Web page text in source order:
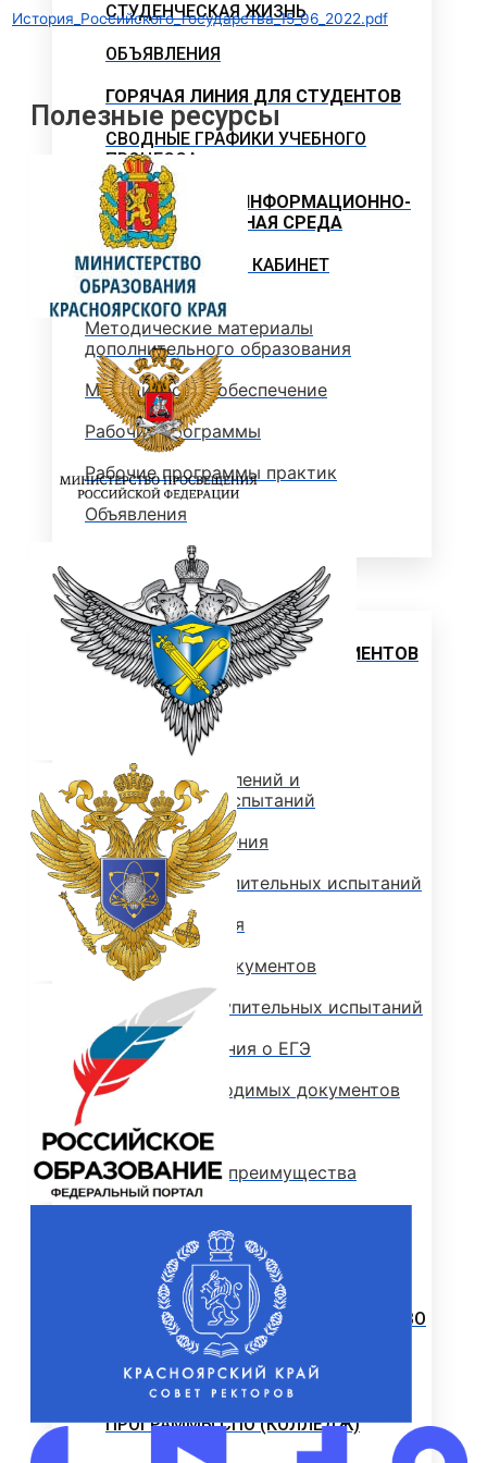
СТУДЕНЧЕСКАЯ ЖИЗНЬ
ОБЪЯВЛЕНИЯ
ГОРЯЧАЯ ЛИНИЯ ДЛЯ СТУДЕНТОВ
СВОДНЫЕ ГРАФИКИ УЧЕБНОГО
ПРОЦЕССА
ЭЛЕКТРОННАЯ ИНФОРМАЦИОННО-
ОБРАЗОВАТЕЛЬНАЯ СРЕДА
МЕТОДИЧЕСКИЙ КАБИНЕТ
Методические материалы
дополнительного образования
Методическое обеспечение
Рабочие программы
Рабочие программы практик
Объявления
Абитуриенту
ИНФОРМАЦИЯ ДЛЯ АБИТУРИЕНТОВ
ВЫСШЕЕ ОБРАЗОВАНИЕ
(БАКАЛАВРИАТ)
Перечень направлений и
вступительных испытаний
Стоимость обучения
Расписание вступительных испытаний
Сроки зачисления
Сроки подачи документов
Программы вступительных испытаний
Основные сведения о ЕГЭ
Перечень необходимых документов
План приема
Особые права и преимущества
Поступление на базе среднего
профессионального образования
РЕЙТИНГОВЫЕ СПИСКИ. КОЛИЧЕСТВО
ПОДАННЫХ ЗАЯВЛЕНИЙ
ПРИКАЗЫ О ЗАЧИСЛЕНИИ
ПРОГРАММЫ СПО (КОЛЛЕДЖ)
История_Российского_государства_15_06_2022.pdf
Полезные ресурсы